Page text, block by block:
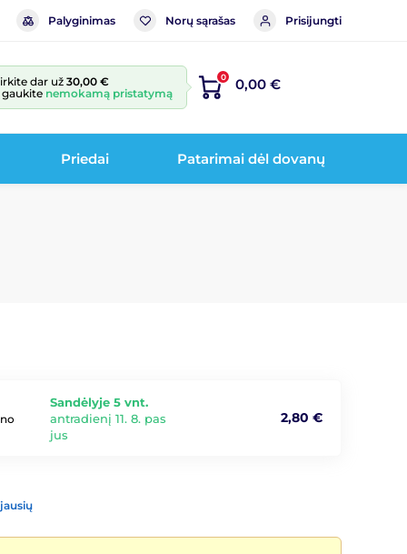
Palyginimas Norų sąrašas Prisijungti
dar už 30,00 €
gaukite nemokamą pristatymą
0 0,00 €
Priedai Patarimai dėl dovanų
Sandėlyje 5 vnt.
antradienį 11. 8. pas
jus
2,80 €